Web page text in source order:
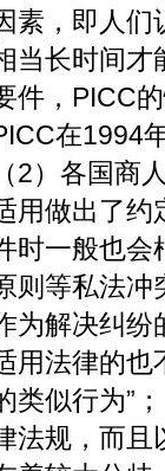
素，即人们
当长时间才
件，PICC
在1994
（2）各国商
用做出了约
时一般也会
则等私法冲
为解决纠纷
用法律的也
类似行为”
法规，而且